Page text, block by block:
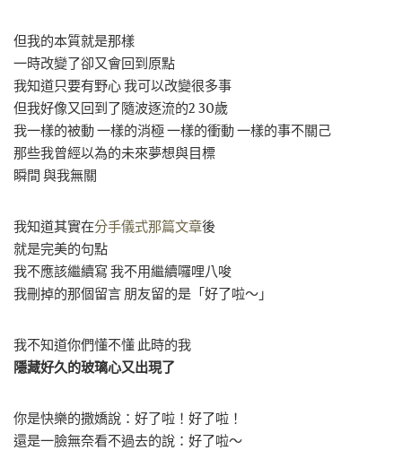
但我的本質就是那樣
一時改變了卻又會回到原點
我知道只要有野心 我可以改變很多事
但我好像又回到了隨波逐流的2 30歲
我一樣的被動 一樣的消極 一樣的衝動 一樣的事不關己
那些我曾經以為的未來夢想與目標
瞬間 與我無關
我知道其實在分手儀式那篇文章後
就是完美的句點
我不應該繼續寫 我不用繼續囉哩八唆
我刪掉的那個留言 朋友留的是「好了啦～」
我不知道你們懂不懂 此時的我
隱藏好久的玻璃心又出現了
你是快樂的撒嬌說：好了啦！好了啦！
還是一臉無奈看不過去的說：好了啦～